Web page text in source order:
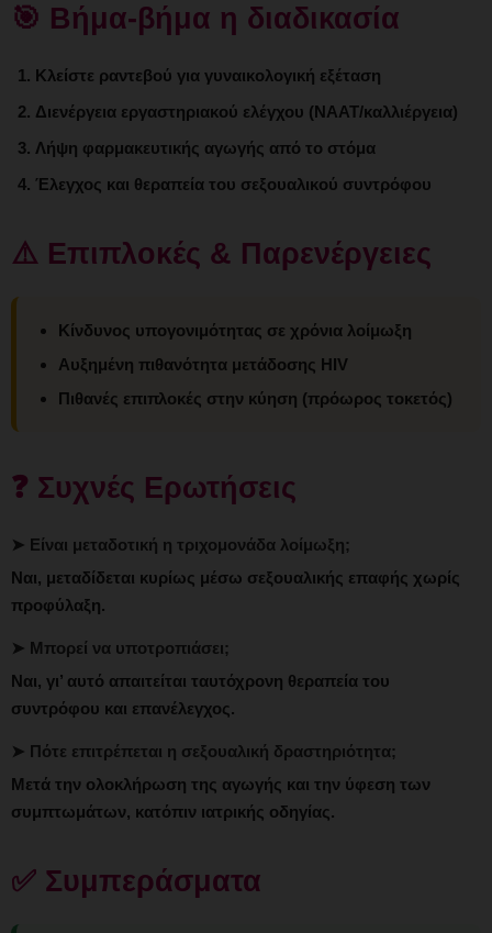
🎯 Βήμα-βήμα η διαδικασία
Κλείστε ραντεβού για γυναικολογική εξέταση
Διενέργεια εργαστηριακού ελέγχου (NAAT/καλλιέργεια)
Λήψη φαρμακευτικής αγωγής από το στόμα
Έλεγχος και θεραπεία του σεξουαλικού συντρόφου
⚠️ Επιπλοκές & Παρενέργειες
Κίνδυνος υπογονιμότητας σε χρόνια λοίμωξη
Αυξημένη πιθανότητα μετάδοσης HIV
Πιθανές επιπλοκές στην κύηση (πρόωρος τοκετός)
❓ Συχνές Ερωτήσεις
➤ Είναι μεταδοτική η τριχομονάδα λοίμωξη;
Ναι, μεταδίδεται κυρίως μέσω σεξουαλικής επαφής χωρίς
προφύλαξη.
➤ Μπορεί να υποτροπιάσει;
Ναι, γι’ αυτό απαιτείται ταυτόχρονη θεραπεία του
συντρόφου και επανέλεγχος.
➤ Πότε επιτρέπεται η σεξουαλική δραστηριότητα;
Μετά την ολοκλήρωση της αγωγής και την ύφεση των
συμπτωμάτων, κατόπιν ιατρικής οδηγίας.
✅ Συμπεράσματα